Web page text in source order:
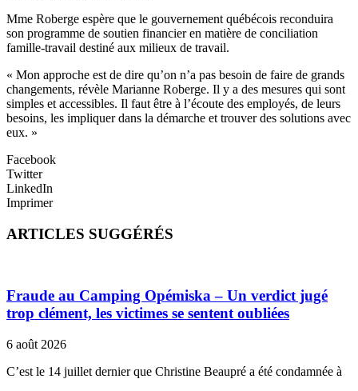
Mme Roberge espère que le gouvernement québécois reconduira
son programme de soutien financier en matière de conciliation
famille-travail destiné aux milieux de travail.
« Mon approche est de dire qu’on n’a pas besoin de faire de grands
changements, révèle Marianne Roberge. Il y a des mesures qui sont
simples et accessibles. Il faut être à l’écoute des employés, de leurs
besoins, les impliquer dans la démarche et trouver des solutions avec
eux. »
Facebook
Twitter
LinkedIn
Imprimer
ARTICLES SUGGÉRÉS
Fraude au Camping Opémiska – Un verdict jugé
trop clément, les victimes se sentent oubliées
6 août 2026
C’est le 14 juillet dernier que Christine Beaupré a été condamnée à